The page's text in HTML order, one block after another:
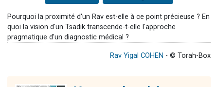
Pourquoi la proximité d'un Rav est-elle à ce point précieuse ? En
quoi la vision d'un Tsadik transcende-t-elle l'approche
pragmatique d'un diagnostic médical ?
Rav Yigal COHEN - © Torah-Box